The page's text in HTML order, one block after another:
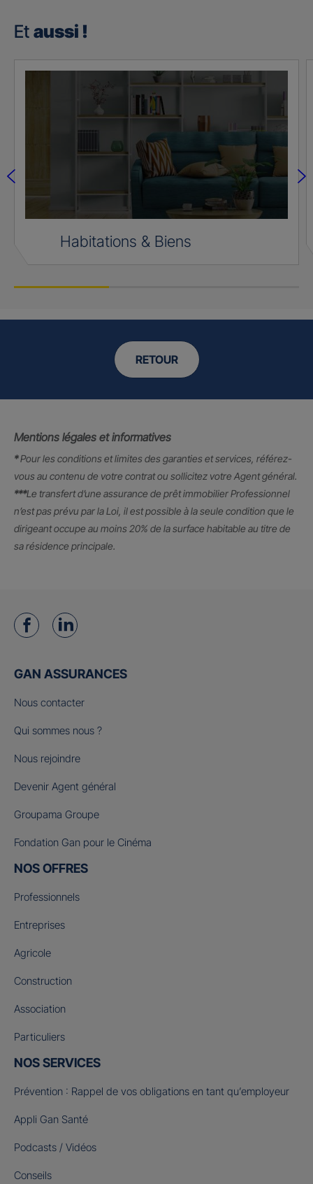
Et aussi !
Habitations & Biens
RETOUR
Mentions légales et informatives
*Pour les conditions et limites des garanties et services, référez-
vous au contenu de votre contrat ou sollicitez votre Agent général.
***Le transfert d’une assurance de prêt immobilier Professionnel
n’est pas prévu par la Loi, il est possible à la seule condition que le
dirigeant occupe au moins 20% de la surface habitable au titre de
sa résidence principale.
GAN ASSURANCES
Nous contacter
Qui sommes nous ?
Nous rejoindre
Devenir Agent général
Groupama Groupe
Fondation Gan pour le Cinéma
NOS OFFRES
Professionnels
Entreprises
Agricole
Construction
Association
Particuliers
NOS SERVICES
Prévention : Rappel de vos obligations en tant qu’employeur
Appli Gan Santé
Podcasts / Vidéos
Conseils